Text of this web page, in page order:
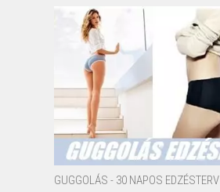
GUGGOLÁS - 30 NAPOS EDZÉSTERV